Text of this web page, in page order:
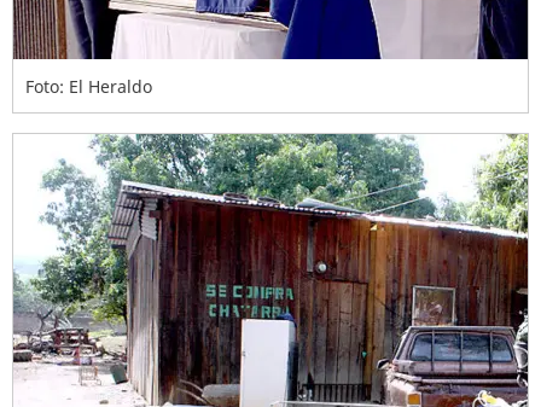
Foto: El Heraldo